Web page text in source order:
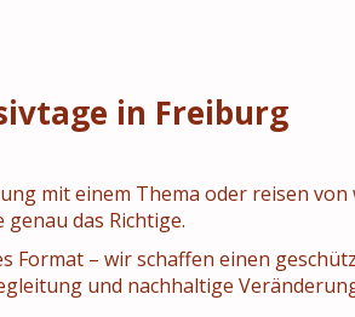
in Freiburg
mit einem Thema oder reisen von
das Richtige.
Format – wir schaffen einen
und nachhaltige